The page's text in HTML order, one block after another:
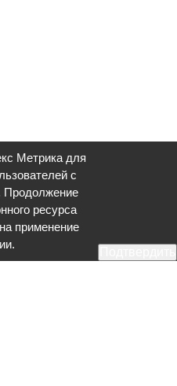
Метрика для
с
Продолжение
ресурса
применение